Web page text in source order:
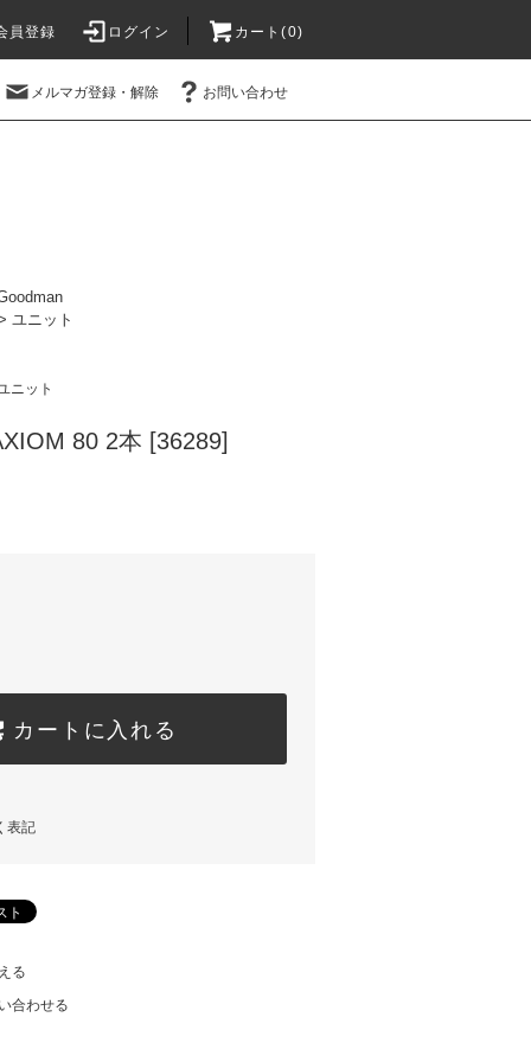
員登録 ログイン カート(0)
メルマガ登録・解除 お問い合わせ
ユニット
ニット
80 2本 [36289]
カートに入れる
表記
る
合わせる